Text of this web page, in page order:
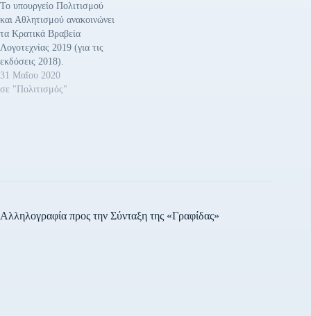
Το υπουργείο Πολιτισμού
και Αθλητισμού ανακοινώνει
τα Κρατικά Βραβεία
Λογοτεχνίας 2019 (για τις
εκδόσεις 2018).
Συγκεκριμένα τα Βραβεία
απονέμονται στους: Μάρω
Τιμητική διάκριση
31 Μαΐου 2020
σε "Πολιτισμός"
Αλληλογραφία προς την Σύνταξη της «Γραφίδας»